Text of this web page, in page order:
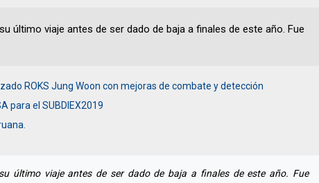
último viaje antes de ser dado de baja a finales de este año. Fue
ROKS Jung Woon con mejoras de combate y detección
para el SUBDIEX2019
último viaje antes de ser dado de baja a finales de este año. Fue